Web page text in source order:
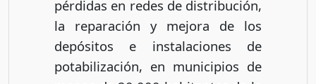
pérdidas en redes de distribución,
la reparación y mejora de los
depósitos e instalaciones de
potabilización, en municipios de